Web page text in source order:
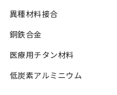
異種材料接合
銅鉄合金
医療用チタン材料
低炭素アルミニウム